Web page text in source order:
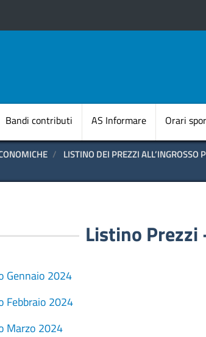
Navigazione
Bandi contributi AS Informare Orari
LISTINO DEI PREZZI
Listino
Gennaio 2024
Febbraio 2024
Marzo 2024